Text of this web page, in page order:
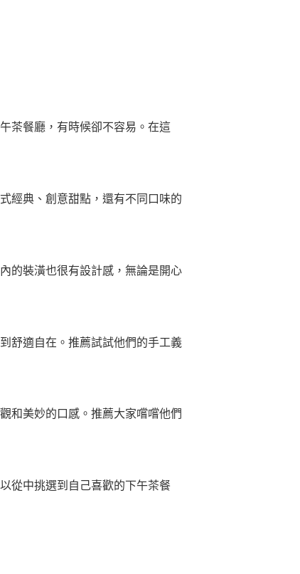
茶餐廳，有時候卻不容易。在這
經典、創意甜點，還有不同口味的
的裝潢也很有設計感，無論是開心
舒適自在。推薦試試他們的手工義
和美妙的口感。推薦大家嚐嚐他們
從中挑選到自己喜歡的下午茶餐